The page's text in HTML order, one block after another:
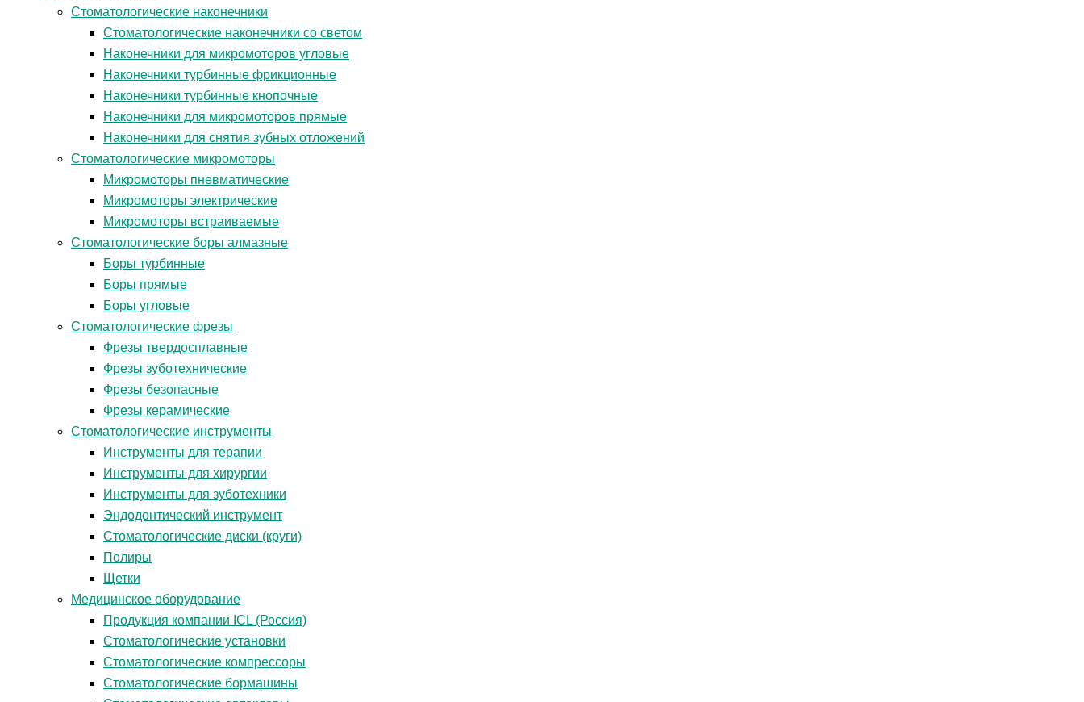
Стоматологические наконечники
Стоматологические наконечники со светом
Наконечники для микромоторов угловые
Наконечники турбинные фрикционные
Наконечники турбинные кнопочные
Наконечники для микромоторов прямые
Наконечники для снятия зубных отложений
Стоматологические микромоторы
Микромоторы пневматические
Микромоторы электрические
Микромоторы встраиваемые
Стоматологические боры алмазные
Боры турбинные
Боры прямые
Боры угловые
Стоматологические фрезы
Фрезы твердосплавные
Фрезы зуботехнические
Фрезы безопасные
Фрезы керамические
Стоматологические инструменты
Инструменты для терапии
Инструменты для хирургии
Инструменты для зуботехники
Эндодонтический инструмент
Стоматологические диски (круги)
Полиры
Щетки
Медицинское оборудование
Продукция компании ICL (Россия)
Стоматологические установки
Стоматологические компрессоры
Стоматологические бормашины